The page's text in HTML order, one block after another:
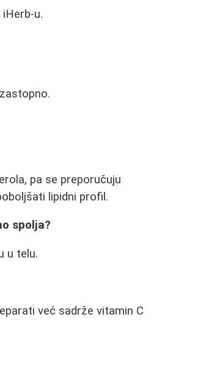
u.
pa se preporučuju
lipidni profil.
spolja?
u telu.
već sadrže vitamin C